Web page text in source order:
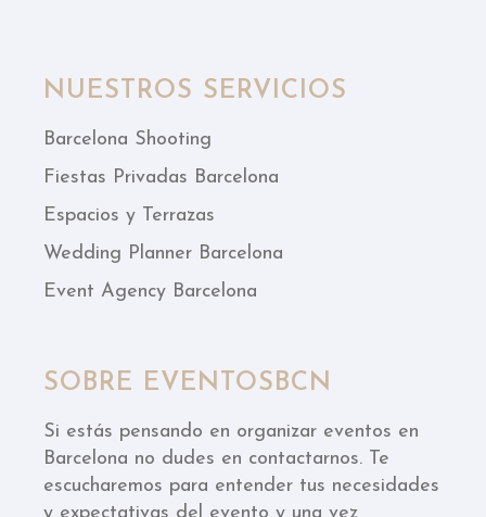
NUESTROS SERVICIOS
Barcelona Shooting
Fiestas Privadas Barcelona
Espacios y Terrazas
Wedding Planner Barcelona
Event Agency Barcelona
SOBRE EVENTOSBCN
Si estás pensando en organizar eventos en
Barcelona no dudes en contactarnos. Te
escucharemos para entender tus necesidades